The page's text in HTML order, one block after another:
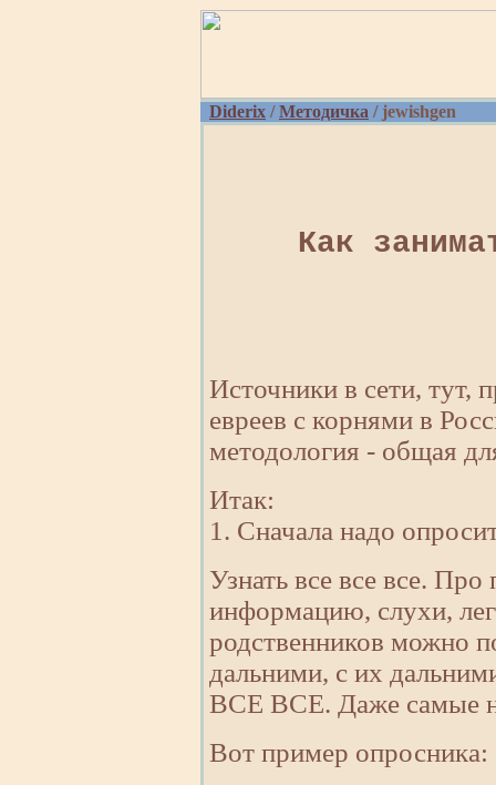
Diderix /Методичка / jewishgen
Как
Источники в сети, тут,
евреев с корнями в
методология - общая
Итак:
1. Сначала надо
Узнать все все все.
информацию, слухи,
родственников можно
дальними, с их
ВСЕ ВСЕ. Даже самые
Вот пример опросника: